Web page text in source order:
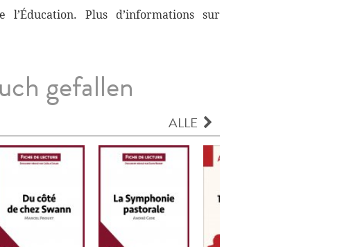
Plus d’informations sur
gefallen
ALLE